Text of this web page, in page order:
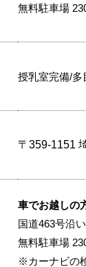
無料駐車場
授乳室完備/多
〒359-1151
車でお越しの
国道463号沿
無料駐車場
※カーナビの